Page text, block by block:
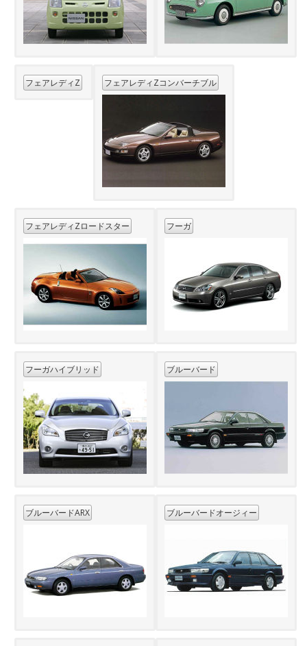
フェアレディZ フェアレディZコンバーチブル
フェアレディZロードスター フーガ
フーガハイブリッド ブルーバード
ブルーバードARX ブルーバードオージィー